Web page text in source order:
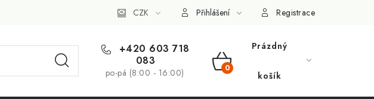
Slevový systém Vše o nákupu
CZK Přihlášení Registrace
+420 603 718
083
po-pá (8:00 - 16:00)
NÁKUPNÍ
Prázdný
košík